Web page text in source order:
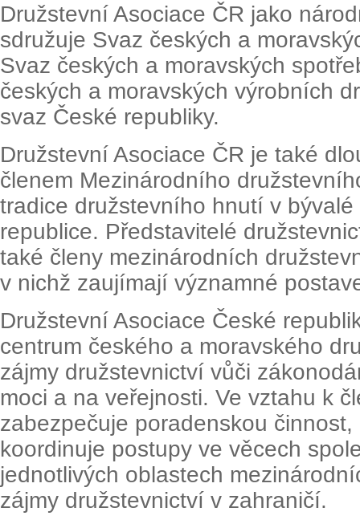
Družstevní Asociace ČR jako
sdružuje Svaz českých a
Svaz českých a moravských
českých a moravských výrobních
svaz České republiky.
Družstevní Asociace ČR je také
členem Mezinárodního
tradice družstevního hnutí v
republice. Představitelé
také členy mezinárodních
v nichž zaujímají významné
Družstevní Asociace České
centrum českého a moravského
zájmy družstevnictví vůči
moci a na veřejnosti. Ve vztahu k
zabezpečuje poradenskou
koordinuje postupy ve věcech
jednotlivých oblastech
zájmy družstevnictví v zahraničí.